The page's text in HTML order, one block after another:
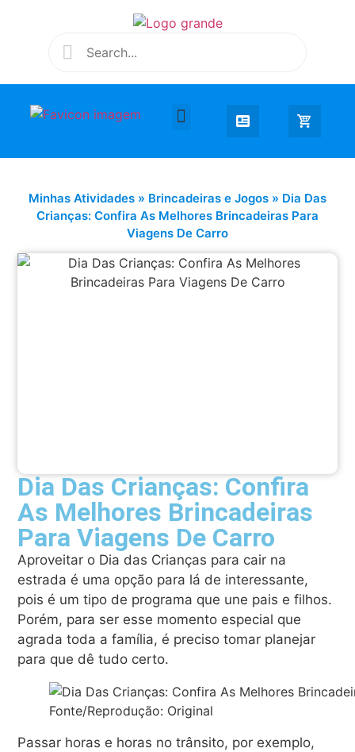
Minhas Atividades » Brincadeiras e Jogos » Dia Das
Crianças: Confira As Melhores Brincadeiras Para
Viagens De Carro
Dia Das Crianças: Confira
As Melhores Brincadeiras
Para Viagens De Carro
Aproveitar o Dia das Crianças para cair na
estrada é uma opção para lá de interessante,
pois é um tipo de programa que une pais e filhos.
Porém, para ser esse momento especial que
agrada toda a família, é preciso tomar planejar
para que dê tudo certo.
Fonte/Reprodução: Original
Passar horas e horas no trânsito, por exemplo,